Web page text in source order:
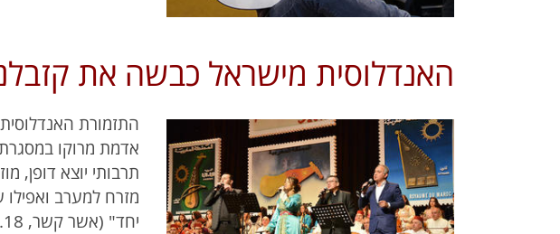
האנדלוסית מישראל כבשה את
התזמורת
אדמת מרוקו
תרבותי יוצא דופן,
מזרח למערב ואפילו
יחד" (אשר קשר, y-net, 17.12.18)